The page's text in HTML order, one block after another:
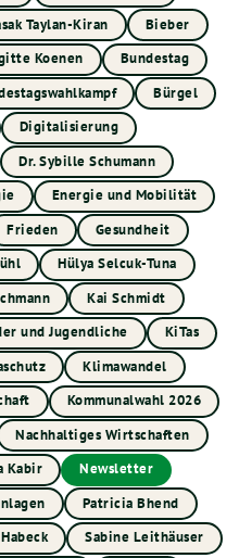
Taylan-Kiran
Bieber
Koenen
Bundestag
Bürgel
Digitalisierung
Dr. Sybille Schumann
Energie und Mobilität
Frieden
Gesundheit
Hülya Selcuk-Tuna
Kai Schmidt
und Jugendliche
KiTas
Klimawandel
Kommunalwahl 2026
Nachhaltiges Wirtschaften
Kabir
Newsletter
Patricia Bhend
Sabine Leithäuser